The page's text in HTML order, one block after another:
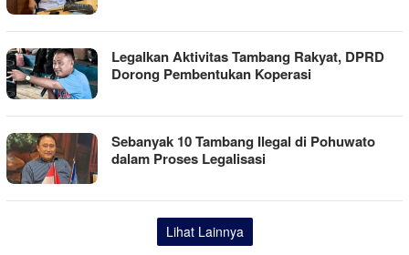
Legalkan Aktivitas Tambang Rakyat, DPRD
Dorong Pembentukan Koperasi
Sebanyak 10 Tambang Ilegal di Pohuwato
dalam Proses Legalisasi
Lihat Lainnya